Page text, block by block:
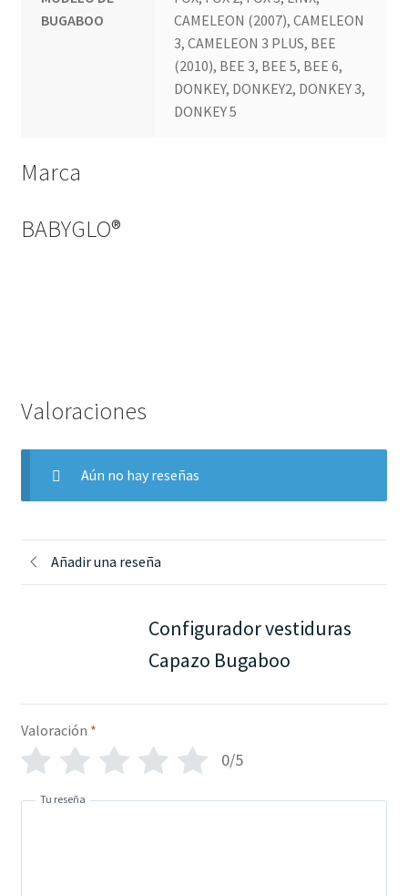
BUGABOO
CAMELEON (2007), CAMELEON
3, CAMELEON 3 PLUS, BEE
(2010), BEE 3, BEE 5, BEE 6,
DONKEY, DONKEY2, DONKEY 3,
DONKEY 5
Marca
BABYGLO®
Valoraciones
Aún no hay reseñas
Añadir una reseña
Configurador vestiduras
Capazo Bugaboo
Valoración *
0/5
Tu reseña